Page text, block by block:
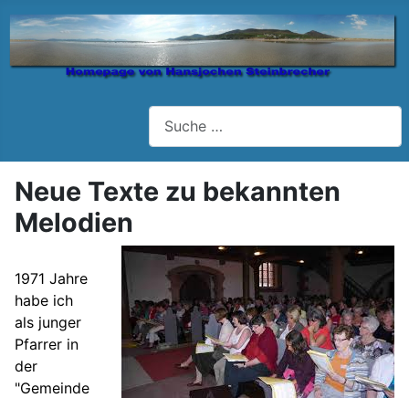
Suchen
Neue Texte zu bekannten
Melodien
1971 Jahre
habe ich
als junger
Pfarrer in
der
"Gemeinde